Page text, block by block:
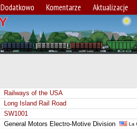
Dodatkowo Komentarze Aktualizacje
Railways of the USA
Long Island Rail Road
SW1001
General Motors Electro-Motive Division La